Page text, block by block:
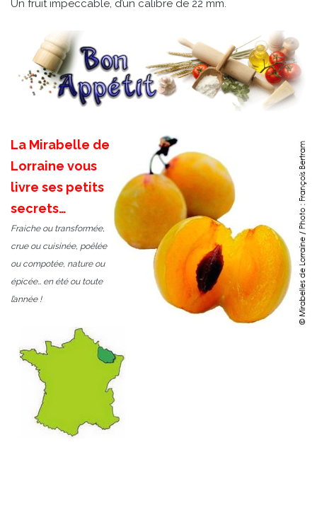
Un fruit impeccable, d’un calibre de 22 mm.
La Mirabelle de
Lorraine vous
livre ses petits
secrets…
Fraiche ou transformée,
crue ou cuisinée, poêlée
ou compotée, nature ou
épicée… en été ou toute
l’année !